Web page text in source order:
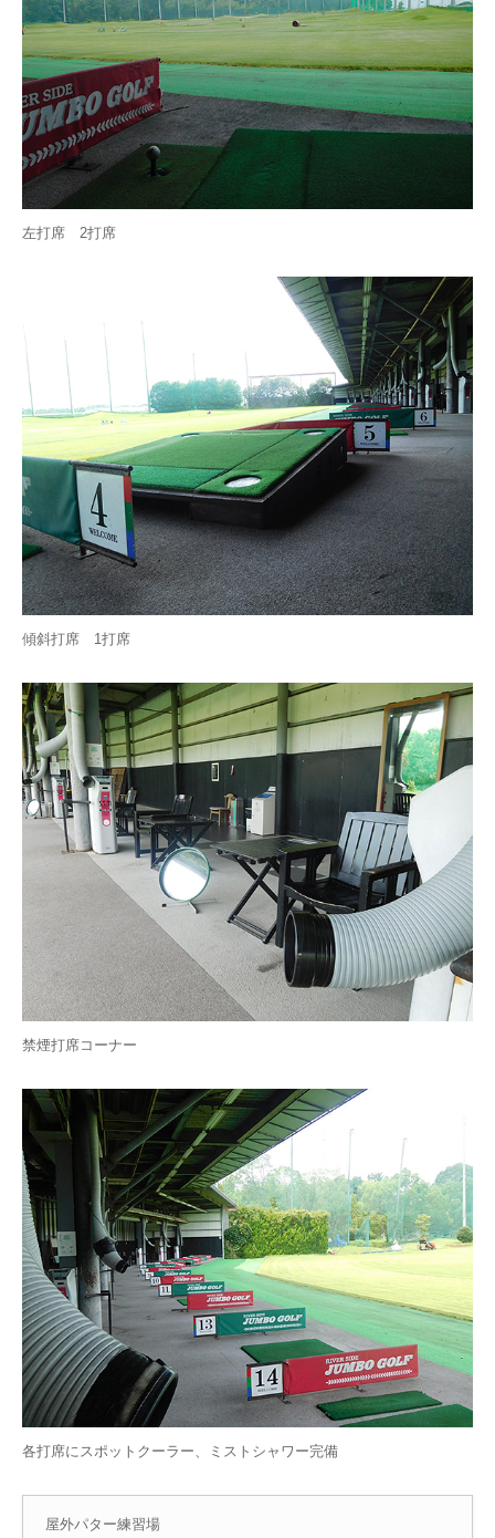
左打席 2打席
傾斜打席 1打席
禁煙打席コーナー
各打席にスポットクーラー、ミストシャワー完備
屋外パター練習場